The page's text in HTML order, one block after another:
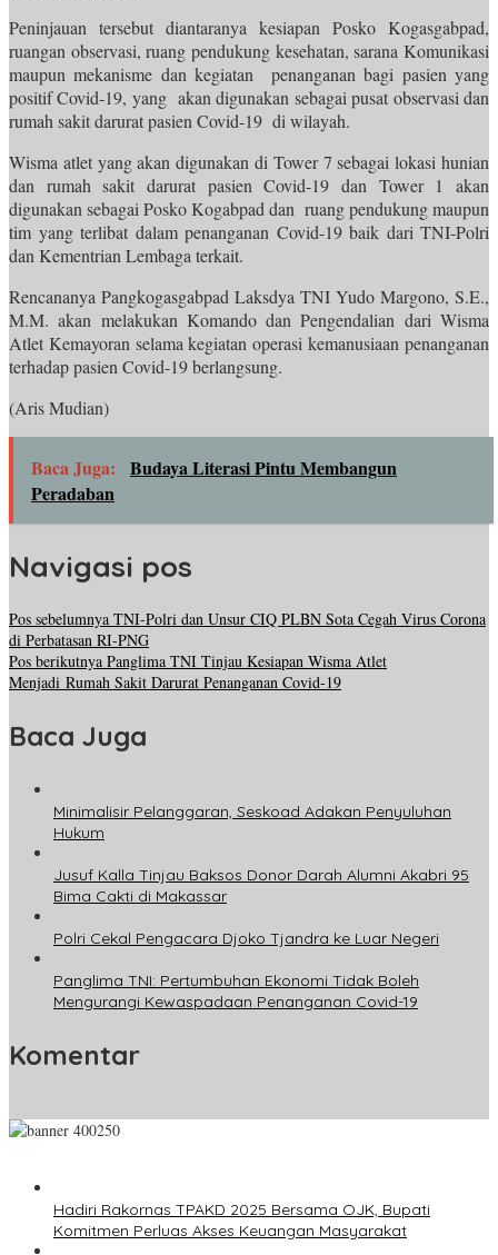
Peninjauan tersebut diantaranya kesiapan Posko Kogasgabpad,
ruangan observasi, ruang pendukung kesehatan, sarana Komunikasi
maupun mekanisme dan kegiatan penanganan bagi pasien yang
positif Covid-19, yang akan digunakan sebagai pusat observasi dan
rumah sakit darurat pasien Covid-19 di wilayah.
Wisma atlet yang akan digunakan di Tower 7 sebagai lokasi hunian
dan rumah sakit darurat pasien Covid-19 dan Tower 1 akan
digunakan sebagai Posko Kogabpad dan ruang pendukung maupun
tim yang terlibat dalam penanganan Covid-19 baik dari TNI-Polri
dan Kementrian Lembaga terkait.
Rencananya Pangkogasgabpad Laksdya TNI Yudo Margono, S.E.,
M.M. akan melakukan Komando dan Pengendalian dari Wisma
Atlet Kemayoran selama kegiatan operasi kemanusiaan penanganan
terhadap pasien Covid-19 berlangsung.
(Aris Mudian)
Baca Juga:
Budaya Literasi Pintu Membangun
Peradaban
Navigasi pos
Pos sebelumnya TNI-Polri dan Unsur CIQ PLBN Sota Cegah Virus Corona
di Perbatasan RI-PNG
Pos berikutnya Panglima TNI Tinjau Kesiapan Wisma Atlet
Menjadi Rumah Sakit Darurat Penanganan Covid-19
Baca Juga
Minimalisir Pelanggaran, Seskoad Adakan Penyuluhan
Hukum
Jusuf Kalla Tinjau Baksos Donor Darah Alumni Akabri 95
Bima Cakti di Makassar
Polri Cekal Pengacara Djoko Tjandra ke Luar Negeri
Panglima TNI: Pertumbuhan Ekonomi Tidak Boleh
Mengurangi Kewaspadaan Penanganan Covid-19
Komentar
Hadiri Rakornas TPAKD 2025 Bersama OJK, Bupati
Komitmen Perluas Akses Keuangan Masyarakat